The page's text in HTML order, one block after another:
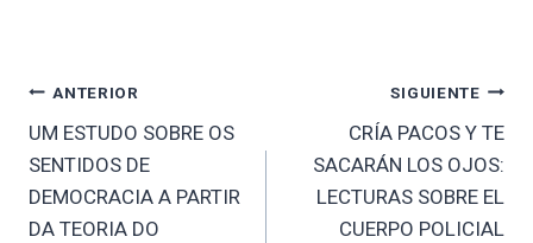
Navegación
de
entradas
ANTERIOR
UM ESTUDO SOBRE OS
SENTIDOS DE
DEMOCRACIA A PARTIR
DA TEORIA DO
SIGUIENTE
CRÍA PACOS Y TE
SACARÁN LOS OJOS:
LECTURAS SOBRE EL
CUERPO POLICIAL